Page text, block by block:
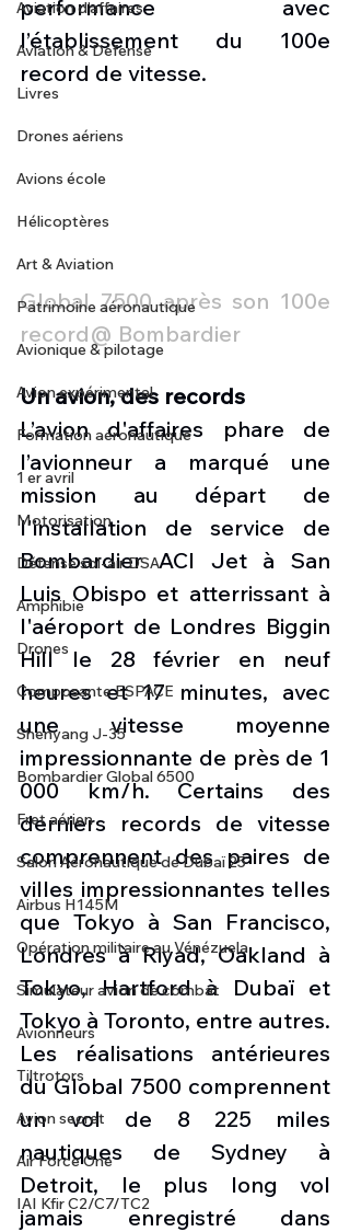
Aviation d'affaires
Aviation & Défense
Livres
Drones aériens
Avions école
Hélicoptères
Art & Aviation
Patrimoine aéronautique
Avionique & pilotage
Avion expérimental
Formation aéronautique
1 er avril
Motorisation
Défense sol-air DSA
Amphibie
Drones
Composante ESPACE
Shenyang J-35
Bombardier Global 6500
Fret aérien
Salon Aéronautique de Dubaï 25
Airbus H145M
Opération militaire au Vénézuela
Simulateur avion de combat
Avionneurs
Tiltrotors
Avion secret
Air Force One
IAI Kfir C2/C7/TC2
performance avec
l’établissement du 100e
record de vitesse.
Global 7500 après son 100e
record@ Bombardier
Un avion, des records
L’avion d'affaires phare de
l’avionneur a marqué une
mission au départ de
l'installation de service de
Bombardier ACI Jet à San
Luis Obispo et atterrissant à
l'aéroport de Londres Biggin
Hill le 28 février en neuf
heures et 17 minutes, avec
une vitesse moyenne
impressionnante de près de 1
000 km/h. Certains des
derniers records de vitesse
comprennent des paires de
villes impressionnantes telles
que Tokyo à San Francisco,
Londres à Riyad, Oakland à
Tokyo, Hartford à Dubaï et
Tokyo à Toronto, entre autres.
Les réalisations antérieures
du Global 7500 comprennent
un vol de 8 225 miles
nautiques de Sydney à
Detroit, le plus long vol
jamais enregistré dans